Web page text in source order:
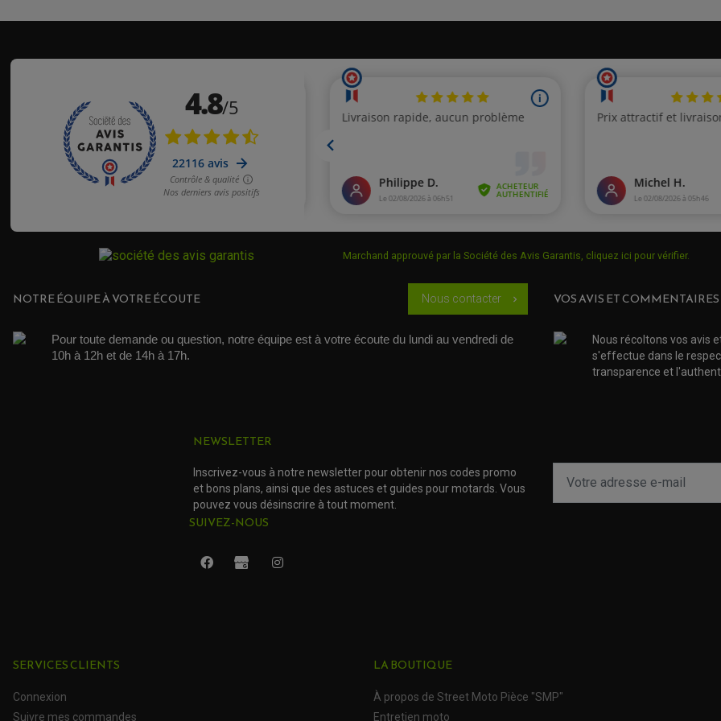
R1 YZF 1000
YAMAHA
Marchand approuvé par la Société des Avis Garantis, cliquez ici pour vérifier.
NOTRE ÉQUIPE À VOTRE ÉCOUTE Nous contacter chevron_right
Pour toute demande ou question, notre équipe est à votre écoute du lundi au vendredi de
10h à 12h et de 14h à 17h.
VOS AVIS ET COMMENTAIRES
Nous récoltons vos avis
s'effectue dans le
transparence et
NEWSLETTER
Inscrivez-vous à notre newsletter pour obtenir nos codes promo
et bons plans, ainsi que des astuces et guides pour motards. Vous
pouvez vous désinscrire à tout moment.
SUIVEZ-NOUS
SERVICES CLIENTS
Connexion
Suivre mes commandes
LA BOUTIQUE
À propos de Street Moto Pièce "SMP"
Entretien moto